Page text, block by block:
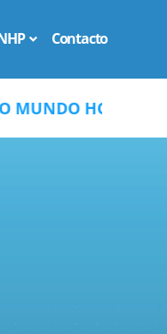
Contacto
AÑO 5, NO. 1,